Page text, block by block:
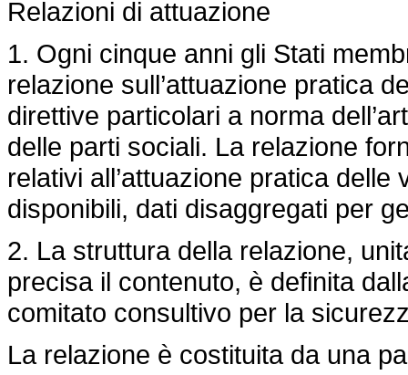
Relazioni di attuazione
1. Ogni cinque anni gli Stati
relazione sull’attuazione pratica
direttive particolari a norma
delle parti sociali. La relazione
relativi all’attuazione pratica
disponibili, dati disaggregati per
2. La struttura della relazione,
precisa il contenuto, è definita
comitato consultivo per la
La relazione è costituita da una